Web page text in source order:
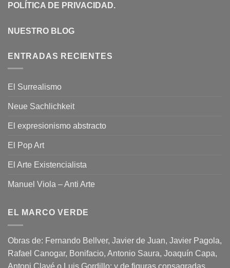
POLÍTICA DE PRIVACIDAD.
NUESTRO BLOG
ENTRADAS RECIENTES
El Surrealismo
Neue Sachlichkeit
El expresionismo abstracto
El Pop Art
El Arte Existencialista
Manuel Viola – Anti Arte
EL MARCO VERDE
Obras de: Fernando Bellver, Javier de Juan, Javier Pagola,
Rafael Canogar, Bonifacio, Antonio Saura, Joaquín Capa,
Antoni Clavé o Luis Gordillo; y de figuras consagradas